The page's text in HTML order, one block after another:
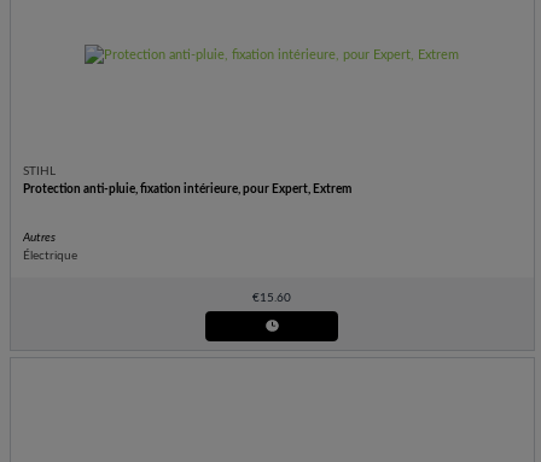
STIHL
Protection anti-pluie, fixation intérieure, pour Expert, Extrem
Autres
Électrique
€15.60